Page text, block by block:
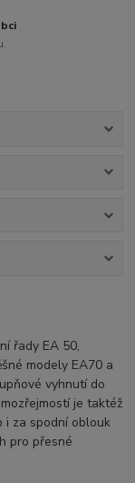
řady EA 50,
modely EA70 a
vyhnutí do
je taktéž
i za spodní oblouk
pro přesné